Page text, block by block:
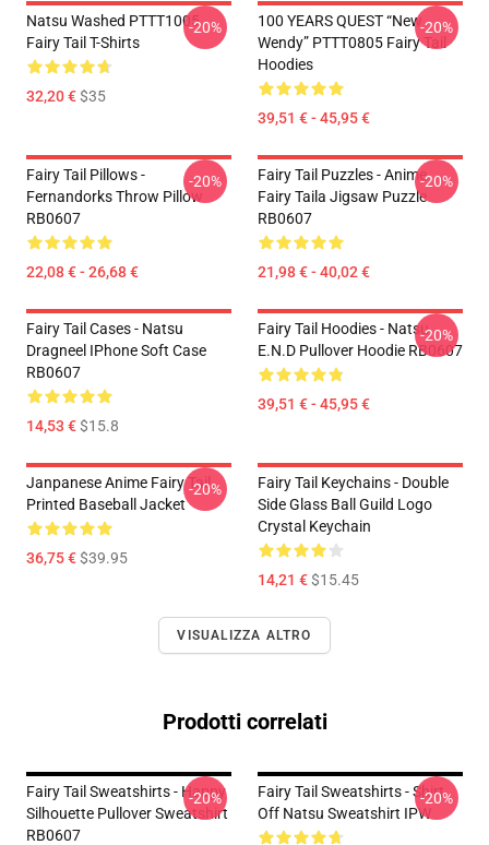
Natsu Washed PTTT1005
Fairy Tail T-Shirts
32,20 €$35
-20%
100 YEARS QUEST “New
Wendy” PTTT0805 Fairy Tail
Hoodies
39,51 € - 45,95 €
-20%
Fairy Tail Pillows -
Fernandorks Throw Pillow
RB0607
22,08 € - 26,68 €
-20%
Fairy Tail Puzzles - Anime
Fairy Taila Jigsaw Puzzle
RB0607
21,98 € - 40,02 €
-20%
Fairy Tail Cases - Natsu
Dragneel IPhone Soft Case
RB0607
14,53 €$15.8
Fairy Tail Hoodies - Natsu
E.N.D Pullover Hoodie RB0607
39,51 € - 45,95 €
-20%
Janpanese Anime Fairy Tail
Printed Baseball Jacket
36,75 €$39.95
-20%
Fairy Tail Keychains - Double
Side Glass Ball Guild Logo
Crystal Keychain
14,21 €$15.45
VISUALIZZA ALTRO
Prodotti correlati
Fairy Tail Sweatshirts - Happy
Silhouette Pullover Sweatshirt
RB0607
-20%
Fairy Tail Sweatshirts - Shirt
Off Natsu Sweatshirt IPW
-20%